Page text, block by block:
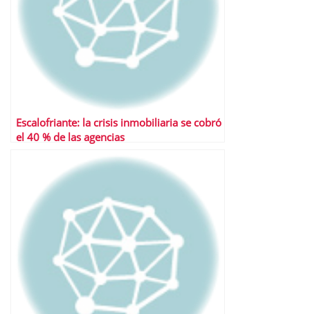
Escalofriante: la crisis inmobiliaria se cobró
el 40 % de las agencias